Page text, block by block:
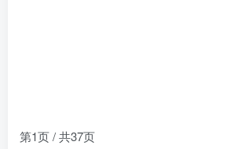
第1页 / 共37页